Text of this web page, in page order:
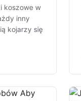
koszowe w
inny
kojarzy się